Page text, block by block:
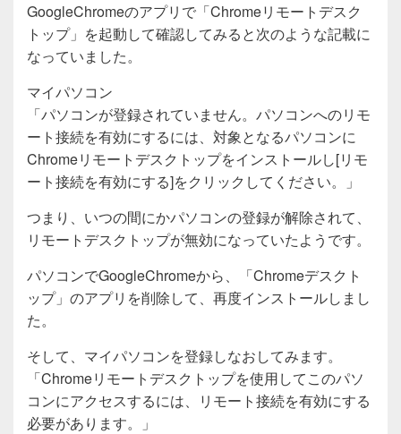
GoogleChromeのアプリで「Chromeリモートデスク
トップ」を起動して確認してみると次のような記載に
なっていました。
マイパソコン
「パソコンが登録されていません。パソコンへのリモ
ート接続を有効にするには、対象となるパソコンに
Chromeリモートデスクトップをインストールし[リモ
ート接続を有効にする]をクリックしてください。」
つまり、いつの間にかパソコンの登録が解除されて、
リモートデスクトップが無効になっていたようです。
パソコンでGoogleChromeから、「Chromeデスクト
ップ」のアプリを削除して、再度インストールしまし
た。
そして、マイパソコンを登録しなおしてみます。
「Chromeリモートデスクトップを使用してこのパソ
コンにアクセスするには、リモート接続を有効にする
必要があります。」